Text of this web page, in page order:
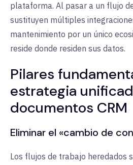
plataforma. Al pasar a un flujo
sustituyen múltiples
mantenimiento por un único
reside donde residen sus datos.
Pilares
estrategia
documentos CRM
Eliminar el «cambio de
Los flujos de trabajo heredados